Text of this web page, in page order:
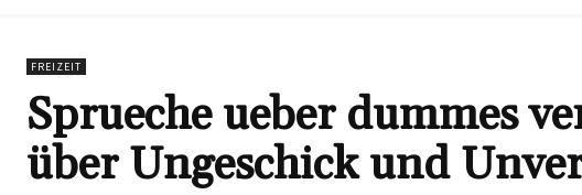
FREIZEIT
Sprueche ueber dummes
über Ungeschick und